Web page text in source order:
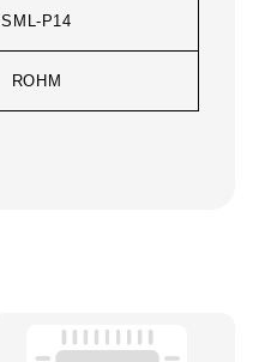
SML-P14
ROHM